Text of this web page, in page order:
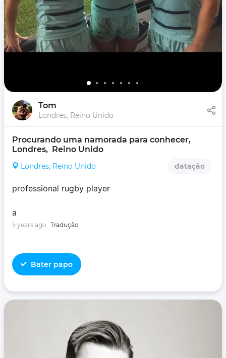
Tom
Londres, Reino Unido
Procurando uma namorada para conhecer,
Londres,  Reino Unido
Londres, Reino Unido datação
professional rugby player
a
5 years ago Tradução
Bater papo